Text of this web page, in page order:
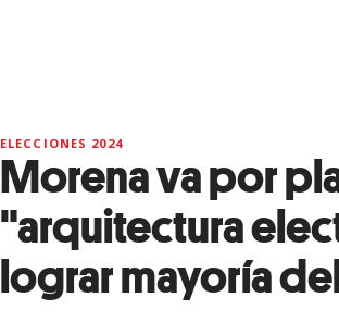
ELECCIONES 2024
Morena va por
"arquitectura
lograr mayoría